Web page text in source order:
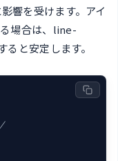
響を受けます。アイ
場合は、line-
と安定します。